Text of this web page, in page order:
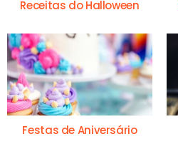
Receitas do Halloween
Festas de Aniversário